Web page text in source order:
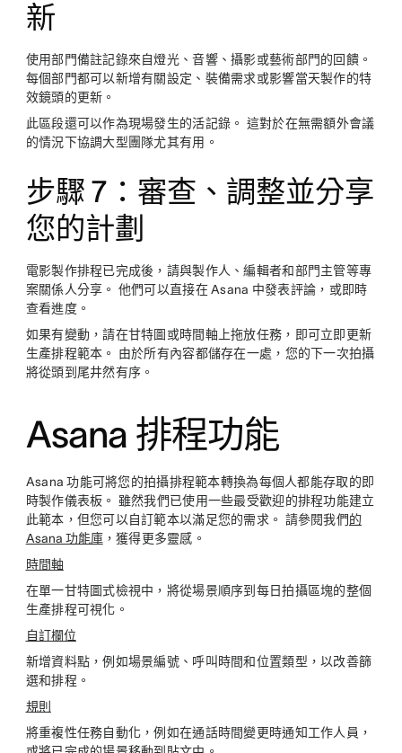
新
使用部門備註記錄來自燈光、音響、攝影或藝術部門的回饋。
每個部門都可以新增有關設定、裝備需求或影響當天製作的特
效鏡頭的更新。
此區段還可以作為現場發生的活記錄。 這對於在無需額外會議
的情況下協調大型團隊尤其有用。
步驟 7：審查、調整並分享
您的計劃
電影製作排程已完成後，請與製作人、編輯者和部門主管等專
案關係人分享。 他們可以直接在 Asana 中發表評論，或即時
查看進度。
如果有變動，請在甘特圖或時間軸上拖放任務，即可立即更新
生產排程範本。 由於所有內容都儲存在一處，您的下一次拍攝
將從頭到尾井然有序。
Asana 排程功能
Asana 功能可將您的拍攝排程範本轉換為每個人都能存取的即
時製作儀表板。 雖然我們已使用一些最受歡迎的排程功能建立
此範本，但您可以自訂範本以滿足您的需求。 請參閱我們的
Asana 功能庫，獲得更多靈感。
時間軸
在單一甘特圖式檢視中，將從場景順序到每日拍攝區塊的整個
生產排程可視化。
自訂欄位
新增資料點，例如場景編號、呼叫時間和位置類型，以改善篩
選和排程。
規則
將重複性任務自動化，例如在通話時間變更時通知工作人員，